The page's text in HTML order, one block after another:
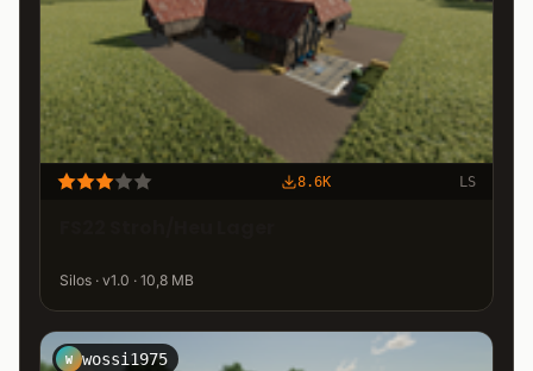
8.6K LS
Silos · v1.0 · 10,8 MB
W wossi1975